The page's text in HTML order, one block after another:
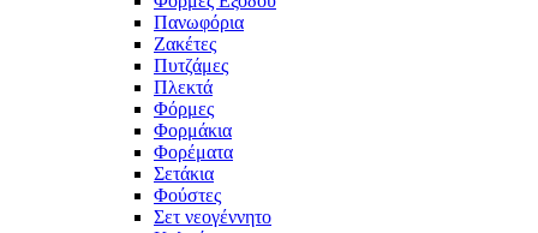
Πανωφόρια
Ζακέτες
Πυτζάμες
Πλεκτά
Φόρμες
Φορμάκια
Φορέματα
Σετάκια
Φούστες
Σετ νεογέννητο